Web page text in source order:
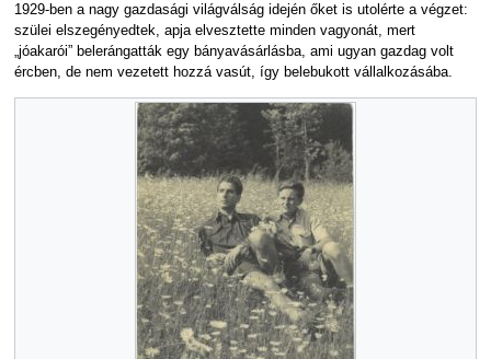
1929-ben a nagy gazdasági világválság idején őket is utolérte a végzet:
szülei elszegényedtek, apja elvesztette minden vagyonát, mert
„jóakarói” belerángatták egy bányavásárlásba, ami ugyan gazdag volt
ércben, de nem vezetett hozzá vasút, így belebukott vállalkozásába.